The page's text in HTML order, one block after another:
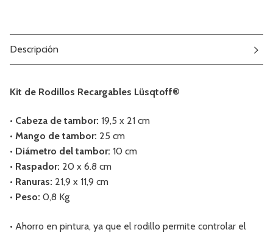
Descripción
Kit de Rodillos Recargables Lüsqtoff®
• Cabeza de tambor: 19,5 x 21 cm
• Mango de tambor: 25 cm
• Diámetro del tambor: 10 cm
• Raspador: 20 x 6.8 cm
• Ranuras: 21,9 x 11,9 cm
• Peso: 0,8 Kg
• Ahorro en pintura, ya que el rodillo permite controlar el